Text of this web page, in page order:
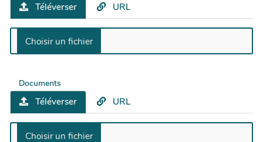
Téléverser URL
Documents
Téléverser URL